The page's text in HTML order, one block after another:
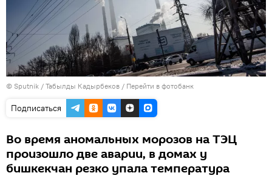
© Sputnik / Табылды Кадырбеков / Перейти в фотобанк
Подписаться
Во время аномальных морозов на ТЭЦ
произошло две аварии, в домах у
бишкекчан резко упала температура